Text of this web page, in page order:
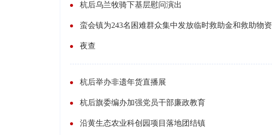
杭后乌兰牧骑下基层慰问演出
蛮会镇为243名困难群众集中发放临时救助金和救助物资
夜查
杭后举办非遗年货直播展
杭后旗委编办加强党员干部廉政教育
沿黄生态农业科创园项目落地团结镇